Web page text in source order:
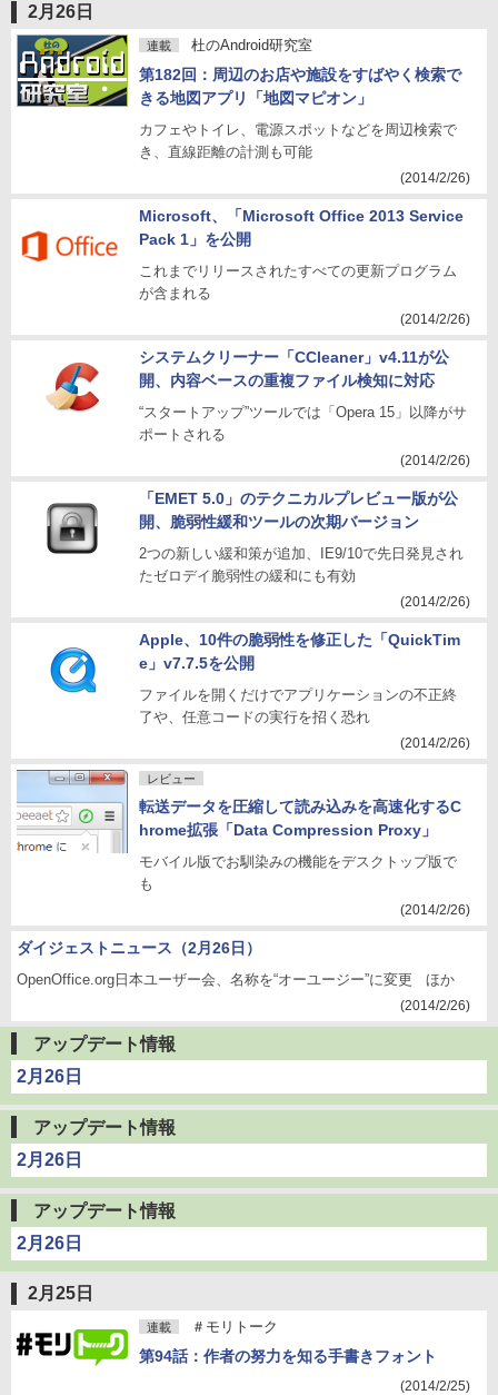
2月26日
連載 杜のAndroid研究室
第182回：周辺のお店や施設をすばやく検索で
きる地図アプリ「地図マピオン」
カフェやトイレ、電源スポットなどを周辺検索で
き、直線距離の計測も可能
(2014/2/26)
Microsoft、「Microsoft Office 2013 Service
Pack 1」を公開
これまでリリースされたすべての更新プログラム
が含まれる
(2014/2/26)
システムクリーナー「CCleaner」v4.11が公
開、内容ベースの重複ファイル検知に対応
“スタートアップ”ツールでは「Opera 15」以降がサ
ポートされる
(2014/2/26)
「EMET 5.0」のテクニカルプレビュー版が公
開、脆弱性緩和ツールの次期バージョン
2つの新しい緩和策が追加、IE9/10で先日発見され
たゼロデイ脆弱性の緩和にも有効
(2014/2/26)
Apple、10件の脆弱性を修正した「QuickTim
e」v7.7.5を公開
ファイルを開くだけでアプリケーションの不正終
了や、任意コードの実行を招く恐れ
(2014/2/26)
レビュー
転送データを圧縮して読み込みを高速化するC
hrome拡張「Data Compression Proxy」
モバイル版でお馴染みの機能をデスクトップ版で
も
(2014/2/26)
ダイジェストニュース（2月26日）
OpenOffice.org日本ユーザー会、名称を“オーユージー”に変更 ほか
(2014/2/26)
アップデート情報
2月26日
アップデート情報
2月26日
アップデート情報
2月26日
2月25日
連載 ＃モリトーク
第94話：作者の努力を知る手書きフォント
(2014/2/25)